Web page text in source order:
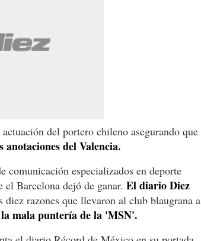
del portero chileno asegurando que
del Valencia.
comunicación especializados en deporte
el Barcelona dejó de ganar. El diario Diez
diez razones que llevaron al club blaugrana a
la mala puntería de la 'MSN'.